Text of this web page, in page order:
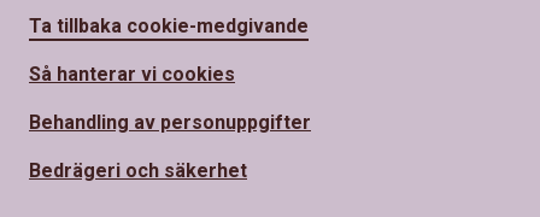
Ta tillbaka cookie-medgivande
Så hanterar vi cookies
Behandling av personuppgifter
Bedrägeri och säkerhet